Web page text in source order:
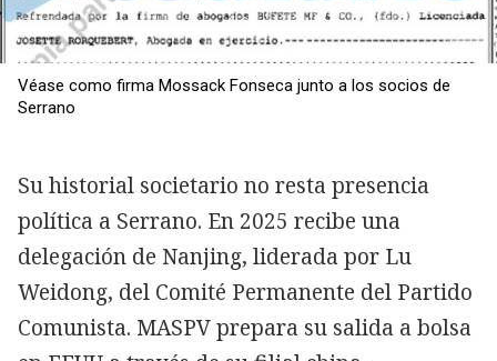
Véase como firma Mossack Fonseca junto a los socios de
Serrano
Su historial societario no resta presencia
política a Serrano. En 2025 recibe una
delegación de Nanjing, liderada por Lu
Weidong, del Comité Permanente del Partido
Comunista. MASPV prepara su salida a bolsa